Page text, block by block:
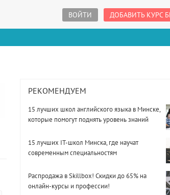
ВОЙТИ ДОБАВИТЬ КУРС
РЕКОМЕНДУЕМ
15 лучших школ английского языка в Минске,
которые помогут поднять уровень знаний
15 лучших IT-школ Минска, где научат
современным специальностям
Распродажа в Skillbox! Скидки до 65% на
онлайн-курсы и профессии!